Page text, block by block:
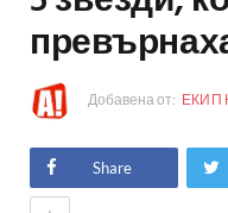
Добавена от: ЕКИП
Share